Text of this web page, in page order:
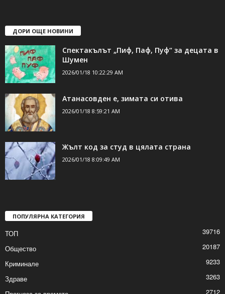
ДОРИ ОЩЕ НОВИНИ
Спектакълът „Пиф, Паф, Пуф“ за децата в
Шумен
2026/01/18 10:22:29 AM
Атанасовден е, зимата си отива
2026/01/18 8:59:21 AM
Жълт код за студ в цялата страна
2026/01/18 8:09:49 AM
ПОПУЛЯРНА КАТЕГОРИЯ
ТОП
39716
Общество
20187
Криминале
9233
Здраве
3263
2712